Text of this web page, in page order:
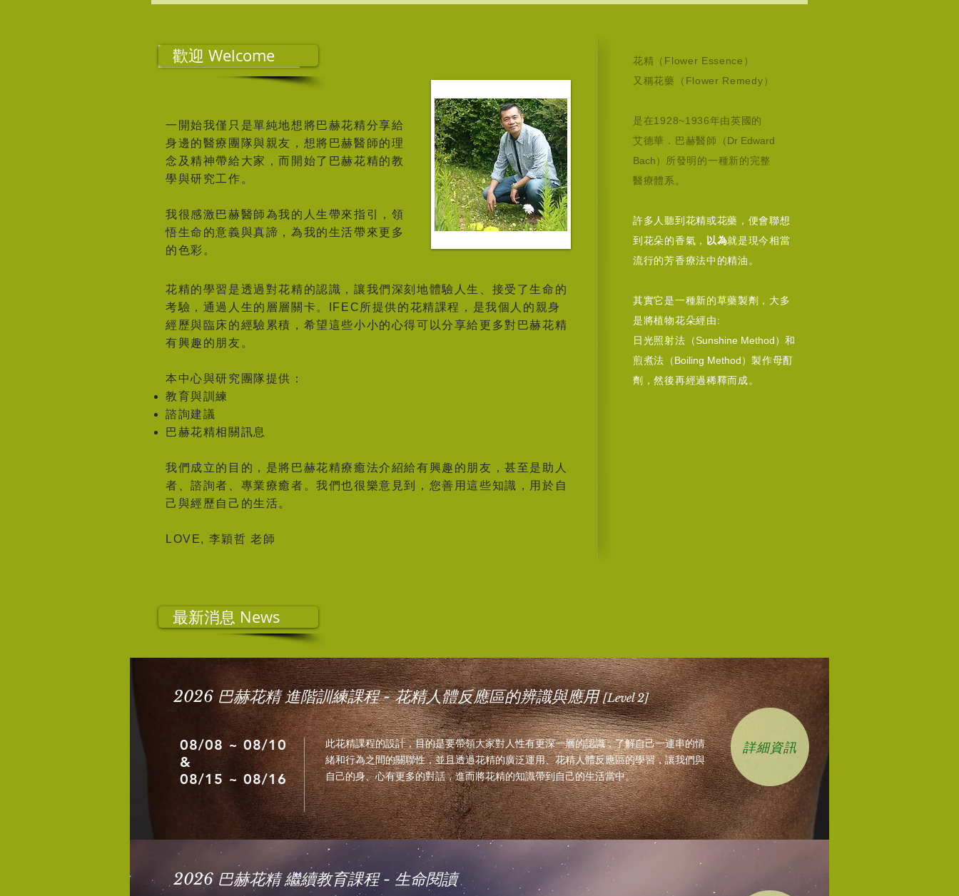
歡迎
歡迎 Welcome
一開始我僅只是單純地想將巴赫花精分享給
身邊的醫療團隊與親友，想將巴赫醫師的理
念及精神帶給大家，而開始了巴赫花精的教
學與研究工作。
我很感激巴赫醫師為我的人生帶來指引，領
悟生命的意義與真諦，為我的生活帶來更多
的色彩。
花精的學習是透過對花精的認識，讓我們深刻地體驗人生、接受了生命的
考驗，通過人生的層層關卡。IFEC所提供的花精課程，是我個人的親身
經歷與臨床的經驗累積，希望這些小小的心得可以分享給更多對巴赫花精
有興趣的朋友。
本中心與研究團隊提供：
教育與訓練
諮詢建議
巴赫花精相關訊息
我們成立的目的，是將巴赫花精療癒法介紹給有興趣的朋友，甚至是助人
者、諮詢者、專業療癒者。我們也很樂意見到，您善用這些知識，用於自
己與經歷自己的生活。
LOVE, 李穎哲 老師
花精（Flower Essence）
又稱花藥（Flower Remedy）
是在1928~1936年由英國的
艾德華．巴赫醫師
（Dr Edward
Bach）
所發明的一種新的完整
醫療體系。
許多人聽到花精或花藥，便會聯想
到花朵的香氣，
以為就是現今相當
流行的芳香療法中的精油。
其實它是一種新的草藥製劑，大多
是將植物花朵經由:
日光照射法 （Sunshine Method） 和
煎煮法 （Boiling Method）製作母酊
劑，然後再經過稀釋而成。
最新消息 News
2026 巴赫花精 進階訓練課程 - 花精人體反應區的辨識與應用[Level 2]
08/08 ~ 08/10
&
08/15 ~ 08/16
此花精課程的設計，目的是要帶領大家對人性有更深一層的認識，了解自己一連串的情
緒和行為之間的關聯性，並且透過花精的廣泛運用、花精人體反應區的學習，讓我們與
自己的身、心有更多的對話，進而將花精的知識帶到自己的生活當中。
詳細資訊
2026 巴赫花精 繼續教育課程 - 生命閱讀